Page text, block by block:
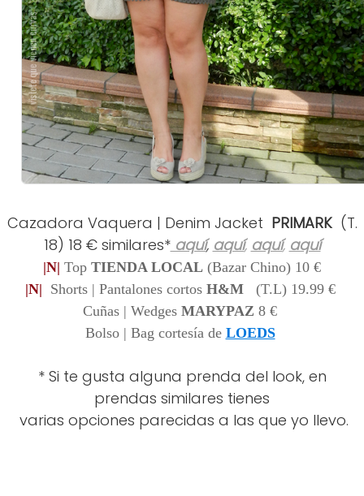
Cazadora Vaquera | Denim Jacket PRIMARK (T.
18) 18 € similares*aquí, aquí, aquí, aquí
|N| Top TIENDA LOCAL (Bazar Chino) 10 €
|N| Shorts | Pantalones cortos H&M (T.L)19.99 €
Cuñas | Wedges MARYPAZ 8 €
Bolso | Bag cortesía de LOEDS
* Si te gusta alguna prenda del look, en
prendas similares tienes
varias opciones parecidas a las que yo llevo.